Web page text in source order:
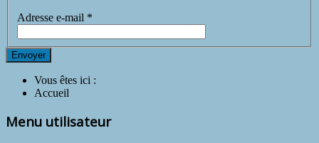
Adresse e-mail *
Envoyer
Vous êtes ici :
Accueil
Menu utilisateur